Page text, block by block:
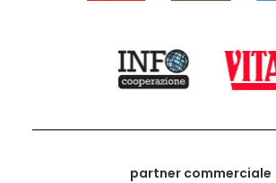
partner commerciale